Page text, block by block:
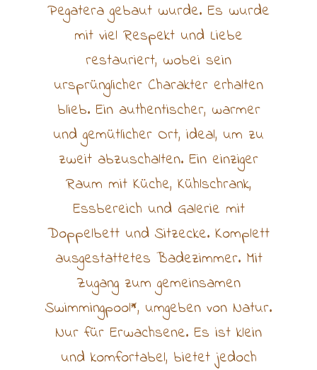
Pegatera gebaut wurde. Es wurde
mit viel Respekt und Liebe
restauriert, wobei sein
ursprünglicher Charakter erhalten
blieb. Ein authentischer, warmer
und gemütlicher Ort, ideal, um zu
zweit abzuschalten. Ein einziger
Raum mit Küche, Kühlschrank,
Essbereich und Galerie mit
Doppelbett und Sitzecke. Komplett
ausgestattetes Badezimmer. Mit
Zugang zum gemeinsamen
Swimmingpool*, umgeben von Natur.
Nur für Erwachsene. Es ist klein
und komfortabel, bietet jedoch